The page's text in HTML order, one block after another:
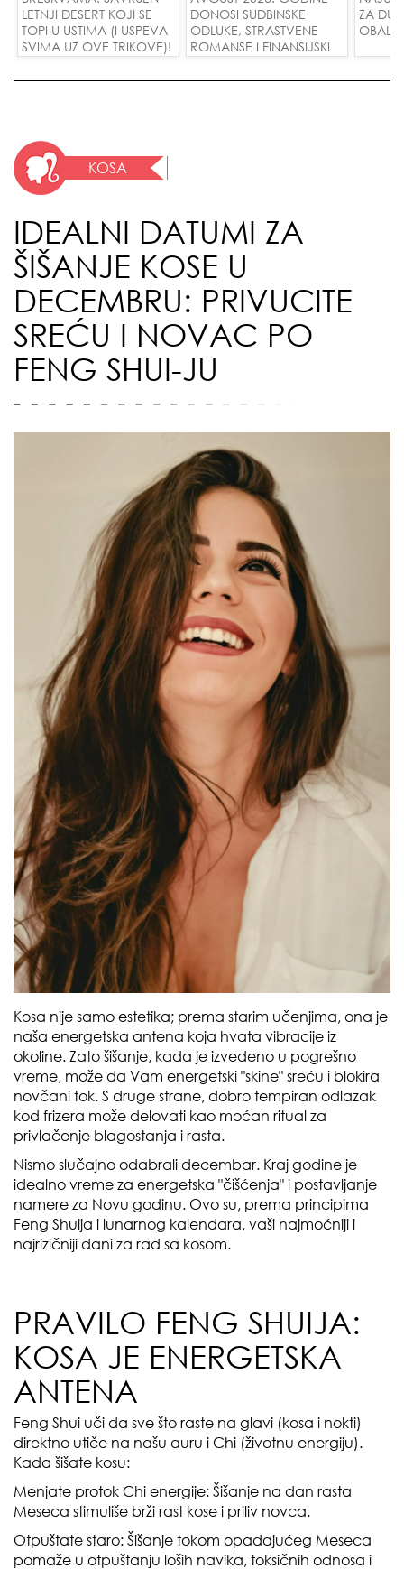
LETNJI DESERT KOJI SE
TOPI U USTIMA (I USPEVA
SVIMA UZ OVE TRIKOVE)!
DONOSI SUDBINSKE
ODLUKE, STRASTVENE
ROMANSE I FINANSIJSKI
ZA
KOSA
IDEALNI DATUMI ZA
ŠIŠANJE KOSE U
DECEMBRU: PRIVUCITE
SREĆU I NOVAC PO
FENG SHUI-JU
Kosa nije samo estetika; prema starim učenjima, ona je
naša energetska antena koja hvata vibracije iz
okoline. Zato šišanje, kada je izvedeno u pogrešno
vreme, može da Vam energetski "skine" sreću i blokira
novčani tok. S druge strane, dobro tempiran odlazak
kod frizera može delovati kao moćan ritual za
privlačenje blagostanja i rasta.
Nismo slučajno odabrali decembar. Kraj godine je
idealno vreme za energetska "čišćenja" i postavljanje
namere za Novu godinu. Ovo su, prema principima
Feng Shuija i lunarnog kalendara, vaši najmoćniji i
najrizičniji dani za rad sa kosom.
PRAVILO FENG SHUIJA:
KOSA JE ENERGETSKA
ANTENA
Feng Shui uči da sve što raste na glavi (kosa i nokti)
direktno utiče na našu auru i Chi (životnu energiju).
Kada šišate kosu:
Menjate protok Chi energije: Šišanje na dan rasta
Meseca stimuliše brži rast kose i priliv novca.
Otpuštate staro: Šišanje tokom opadajućeg Meseca
pomaže u otpuštanju loših navika, toksičnih odnosa i